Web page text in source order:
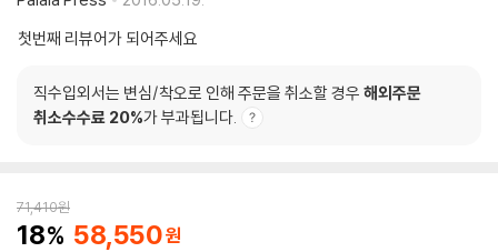
첫번째 리뷰어가 되어주세요
직수입외서는 변심/착오로 인해 주문을 취소할 경우 해외주문
취소수수료 20%가 부과됩니다.
71,410원
18 58,550